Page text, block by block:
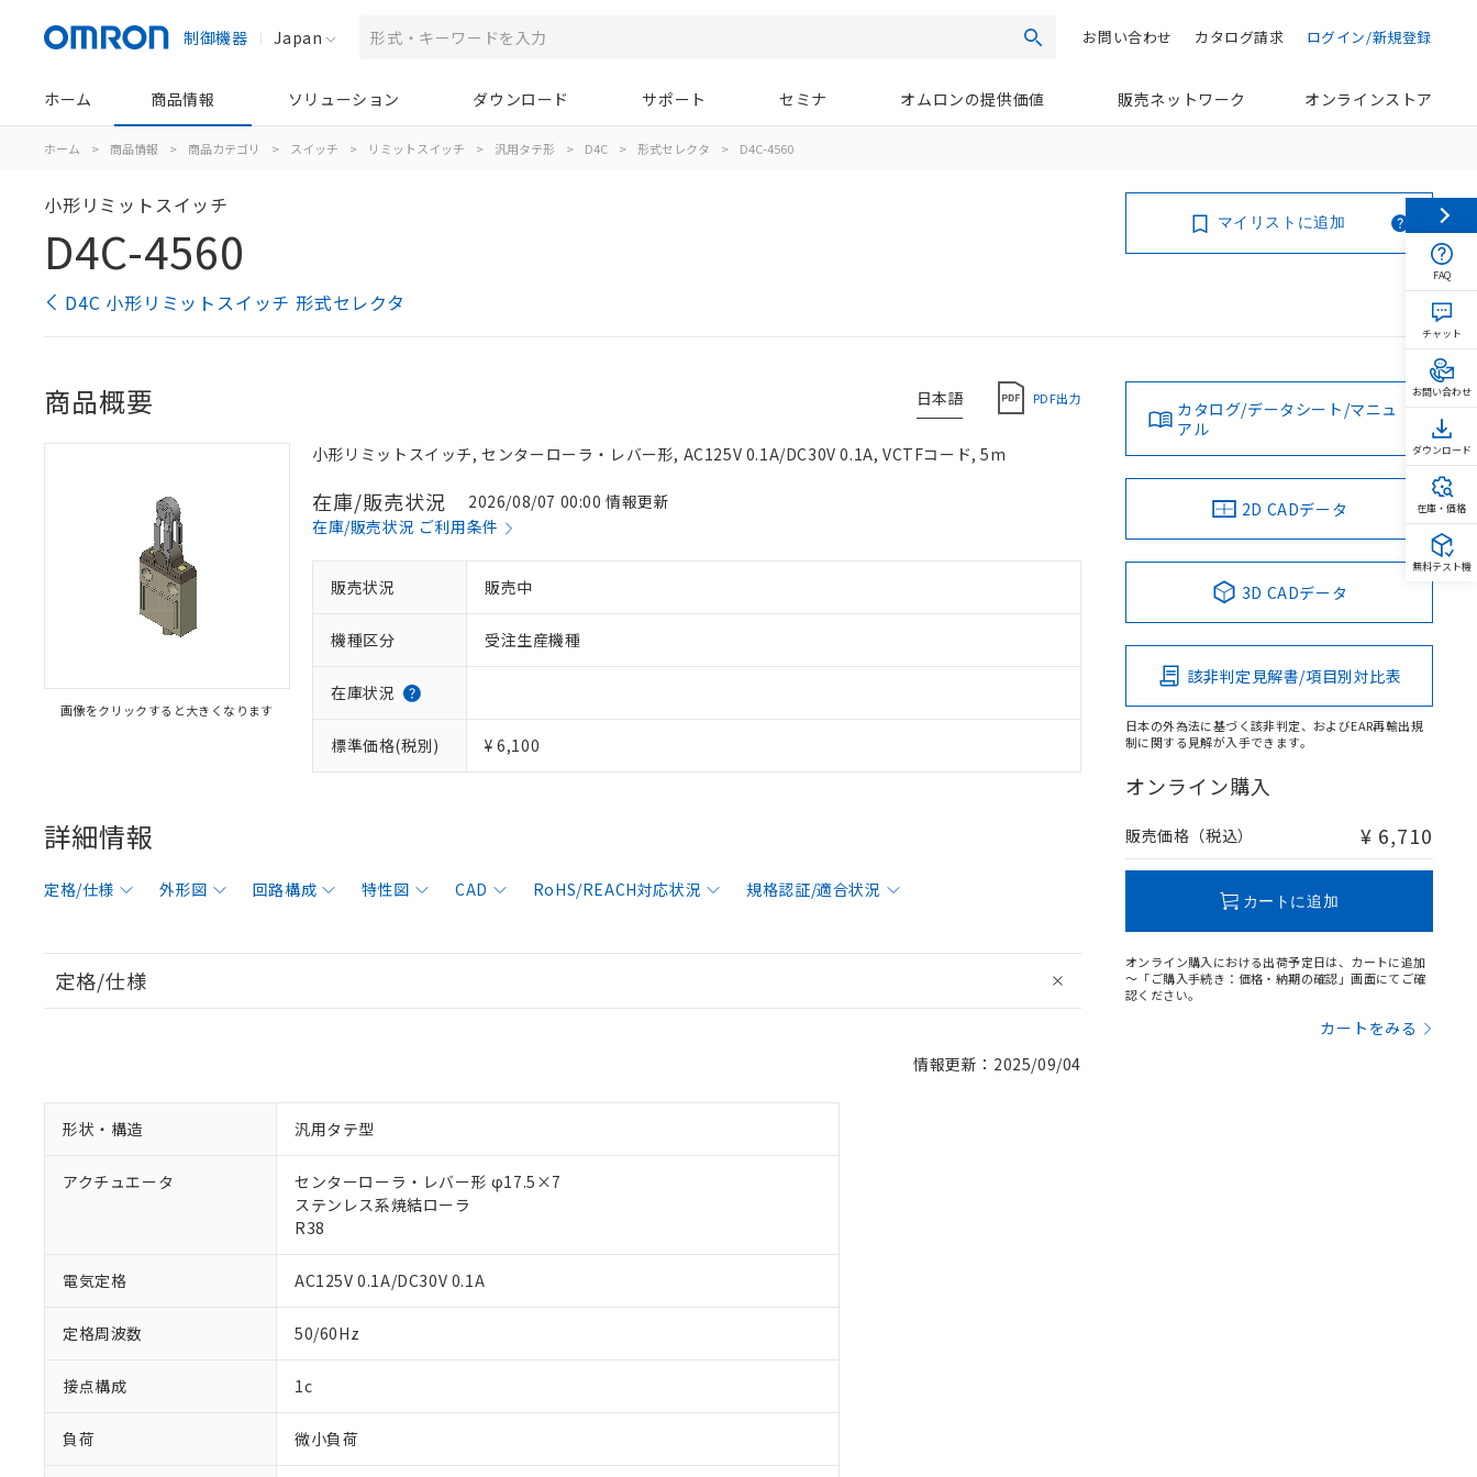
制御機器 Japan 検索 ログイン/新規登録
カタログ請求
お問い合わせ
ホーム 商品情報 ソリューション ダウンロード サポート セミナ オムロンの提供価値 販売ネットワーク オンラインストア
ホーム > 商品情報 > 商品カテゴリ > スイッチ > リミットスイッチ > 汎用タテ形 > D4C > 形式セレクタ > D4C-4560
小形リミットスイッチ
D4C-4560
D4C 小形リミットスイッチ 形式セレクタ
マイリストに追加
日本語 PDF出力
商品概要
画像をクリックすると大きくなります
小形リミットスイッチ, センターローラ・レバー形, AC125V 0.1A/DC30V 0.1A, VCTFコード, 5m
在庫/販売状況
2026/08/07 00:00 情報更新
在庫/販売状況 ご利用条件
販売状況 販売中
機種区分 受注生産機種
在庫状況
標準価格(税別) ¥ 6,100
詳細情報
定格/仕様 外形図 回路構成 特性図 CAD RoHS/REACH対応状況 規格認証/適合状況
定格/仕様
情報更新：2025/09/04
形状・構造 汎用タテ型
アクチュエータ
センターローラ・レバー形 φ17.5×7
ステンレス系焼結ローラ
R38
電気定格 AC125V 0.1A/DC30V 0.1A
定格周波数 50/60Hz
接点構成 1c
負荷 微小負荷
カタログ/データシート/マニュ
アル
2D CADデータ
3D CADデータ
該非判定見解書/項目別対比表
日本の外為法に基づく該非判定、およびEAR再輸出規
制に関する見解が入手できます。
オンライン購入
販売価格（税込） ¥ 6,710
カートに追加
オンライン購入における出荷予定日は、カートに追加
～「ご購入手続き：価格・納期の確認」画面にてご確
認ください。
カートをみる
FAQ
チャット
お問い合わせ
ダウンロード
在庫・価格
無料テスト機